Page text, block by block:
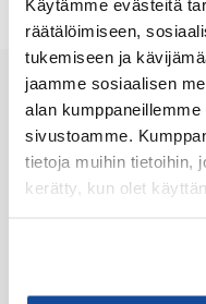
Käytämme evästeitä
räätälöimiseen,
tukemiseen ja
jaamme sosiaalisen
alan
sivustoamme.
tietoja muihin tietoihin,
kerätty, kun olet
Tietosuojaseloste
33100 Tampere